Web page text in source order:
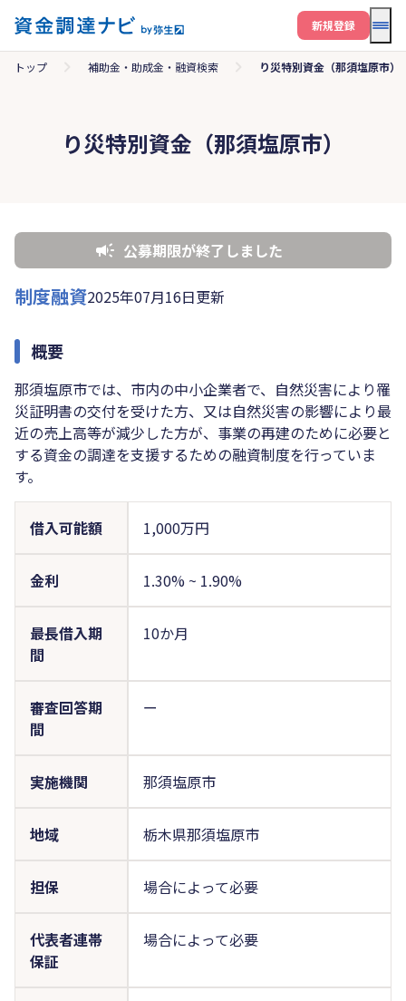
メ
新規登録
トップ 補助金・助成金・融資検索 り災特別資金（那須塩原市）
り災特別資金（那須塩原市）
公募期限が終了しました
制度融資2025年07月16日更新
概要
那須塩原市では、市内の中小企業者で、自然災害により罹
災証明書の交付を受けた方、又は自然災害の影響により最
近の売上高等が減少した方が、事業の再建のために必要と
する資金の調達を支援するための融資制度を行っていま
す。
借入可能額 1,000万円
金利 1.30% ~ 1.90%
最長借入期
間
10か月
審査回答期
間
ー
実施機関 那須塩原市
地域 栃木県那須塩原市
担保 場合によって必要
代表者連帯
保証
場合によって必要